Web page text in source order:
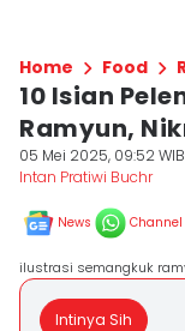
Home Food
10 Isian
Ramyun,
05 Mei 2025, 09:52 WIB
Intan Pratiwi Buchr
News Channel
ilustrasi semangkuk
Intinya Sih